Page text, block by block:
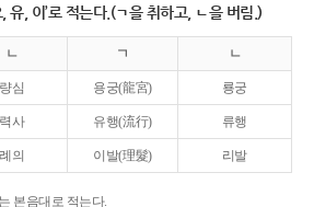
유, 이’로 적는다.(ㄱ을 취하고, ㄴ을 버림.)
ㄴ ㄱ ㄴ
량심 용궁(龍宮) 룡궁
력사 유행(流行) 류행
례의 이발(理髮) 리발
본음대로 적는다.